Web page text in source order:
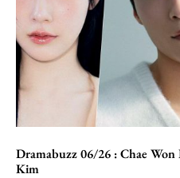
Dramabuzz 06/26 : Chae
Kim